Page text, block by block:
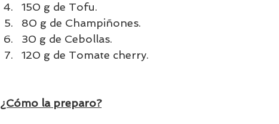
150 g de Tofu.
80 g de Champiñones.
30 g de Cebollas.
120 g de Tomate cherry.
¿Cómo la preparo?